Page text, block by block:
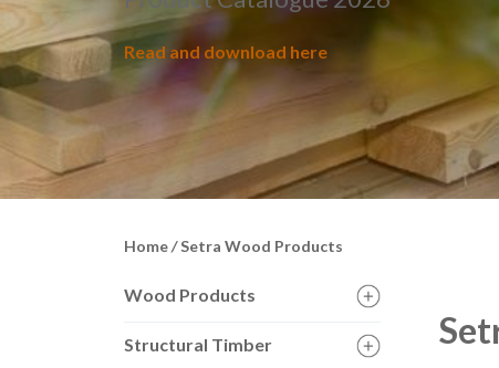
Read and download here
Home/Setra Wood Products
Wood Products
Structural Timber